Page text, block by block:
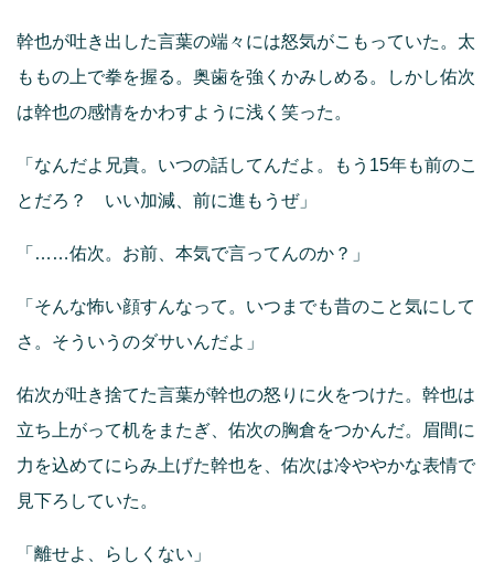
幹也が吐き出した言葉の端々には怒気がこもっていた。太
ももの上で拳を握る。奥歯を強くかみしめる。しかし佑次
は幹也の感情をかわすように浅く笑った。
「なんだよ兄貴。いつの話してんだよ。もう15年も前のこ
とだろ？ いい加減、前に進もうぜ」
「……佑次。お前、本気で言ってんのか？」
「そんな怖い顔すんなって。いつまでも昔のこと気にして
さ。そういうのダサいんだよ」
佑次が吐き捨てた言葉が幹也の怒りに火をつけた。幹也は
立ち上がって机をまたぎ、佑次の胸倉をつかんだ。眉間に
力を込めてにらみ上げた幹也を、佑次は冷ややかな表情で
見下ろしていた。
「離せよ、らしくない」